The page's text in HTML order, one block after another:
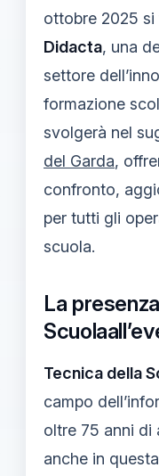
ottobre 2025 si
Didacta, una
settore
formazione
svolgerà nel
del Garda,
confronto,
per tutti gli
scuola.
La
Tecnica della
campo
oltre 75 anni di
anche in